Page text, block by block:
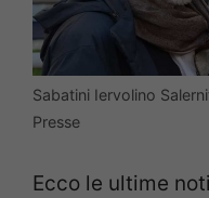
Sabatini Iervolino
Presse
Ecco le ultime